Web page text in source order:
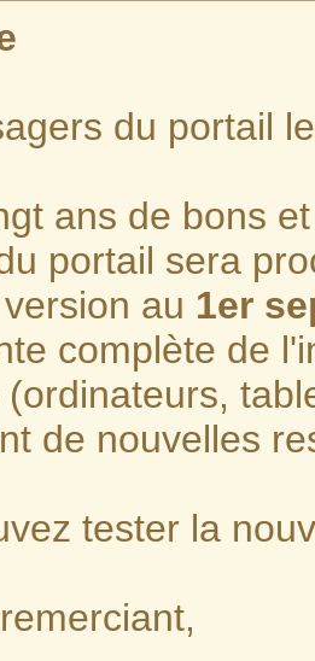
du portail
ans de bons
portail sera
au 1er
complète de
de nouvelles
tester la